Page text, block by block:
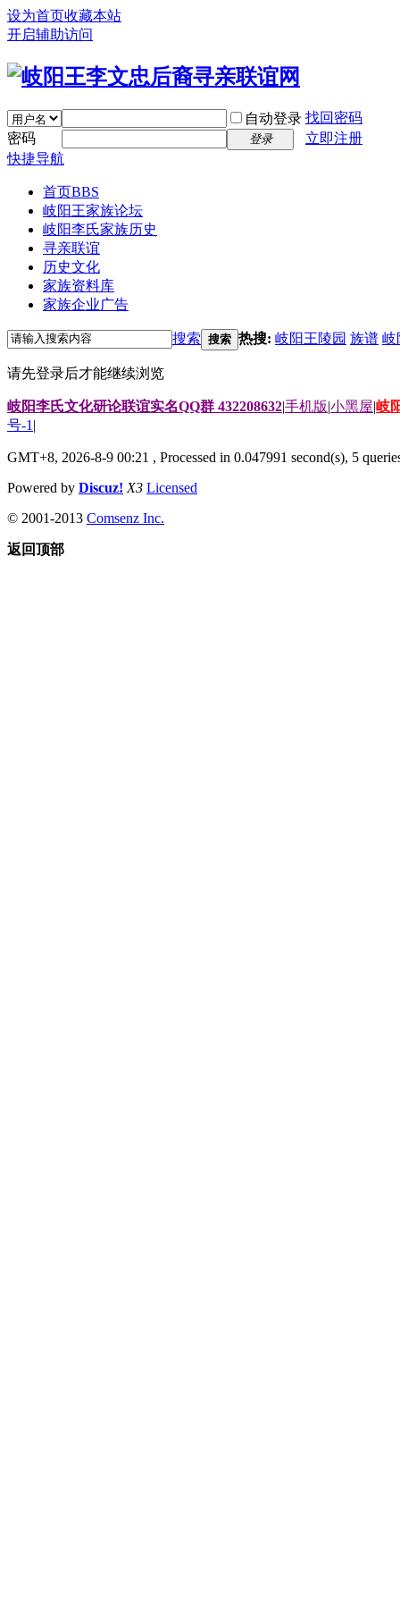
设为首页收藏本站
开启辅助访问
自动登录 找回密码
密码
登录
立即注册
快捷导航
首页BBS
岐阳王家族论坛
岐阳李氏家族历史
寻亲联谊
历史文化
家族资料库
家族企业广告
搜索 搜索 热搜: 岐阳王陵园 族谱 岐
请先登录后才能继续浏览
岐阳李氏文化研论联谊实名QQ群 432208632|手机版|小黑屋|岐
号-1 |
GMT+8, 2026-8-9 00:21 , Processed in 0.047991 second(s), 5
Powered by Discuz! X3 Licensed
© 2001-2013 Comsenz Inc.
返回顶部